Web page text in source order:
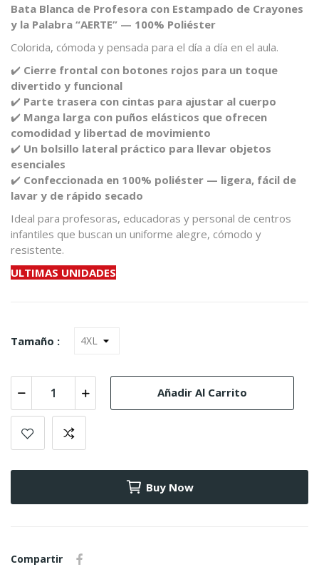
Bata Blanca de Profesora con Estampado de Crayones
y la Palabra “AERTE” — 100% Poliéster
Colorida, cómoda y pensada para el día a día en el aula.
✔️ Cierre frontal con botones rojos para un toque
divertido y funcional
✔️ Parte trasera con cintas para ajustar al cuerpo
✔️ Manga larga con puños elásticos que ofrecen
comodidad y libertad de movimiento
✔️ Un bolsillo lateral práctico para llevar objetos
esenciales
✔️ Confeccionada en 100% poliéster — ligera, fácil de
lavar y de rápido secado
Ideal para profesoras, educadoras y personal de centros
infantiles que buscan un uniforme alegre, cómodo y
resistente.
ULTIMAS UNIDADES
Tamaño :
Añadir Al Carrito
Buy Now
Compartir